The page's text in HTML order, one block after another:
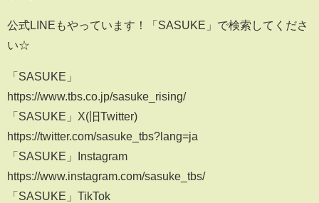
公式LINEもやっています！「SASUKE」で検索してくださ
い☆
「SASUKE」
https://www.tbs.co.jp/sasuke_rising/
「SASUKE」X(旧Twitter)
https://twitter.com/sasuke_tbs?lang=ja
「SASUKE」Instagram
https://www.instagram.com/sasuke_tbs/
「SASUKE」TikTok